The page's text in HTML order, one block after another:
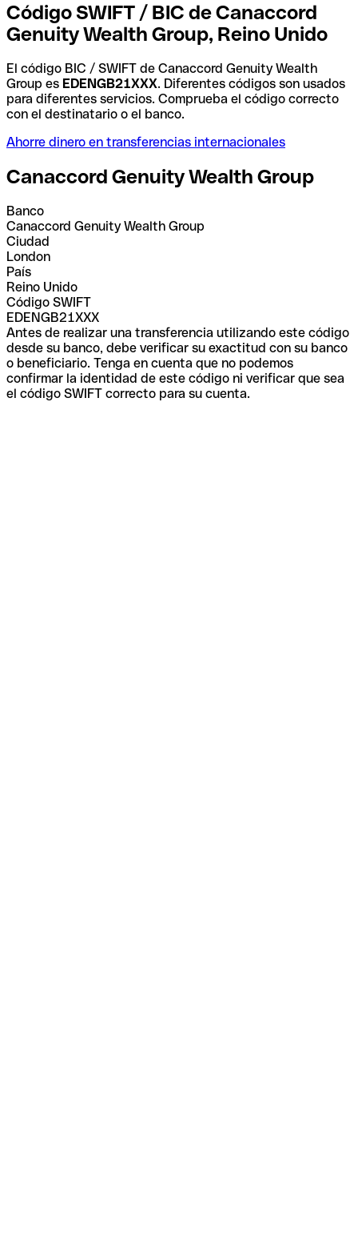
Código SWIFT / BIC de Canaccord
Genuity Wealth Group, Reino Unido
El código BIC / SWIFT de Canaccord Genuity Wealth
Group es EDENGB21XXX. Diferentes códigos son usados
para diferentes servicios. Comprueba el código correcto
con el destinatario o el banco.
Ahorre dinero en transferencias internacionales
Canaccord Genuity Wealth Group
Banco
Canaccord Genuity Wealth Group
Ciudad
London
País
Reino Unido
Código SWIFT
EDENGB21XXX
Antes de realizar una transferencia utilizando este código
desde su banco, debe verificar su exactitud con su banco
o beneficiario. Tenga en cuenta que no podemos
confirmar la identidad de este código ni verificar que sea
el código SWIFT correcto para su cuenta.